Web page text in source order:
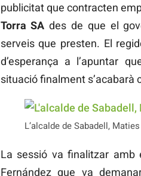
publicitat que contracten
Torra SA des de que el
serveis que presten. El
d’esperança a l’apuntar
situació finalment s’acabarà
L’alcalde de Sabadell,
La sessió va finalitzar
Fernández que va